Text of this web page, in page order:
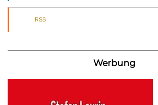
RSS
Werbung